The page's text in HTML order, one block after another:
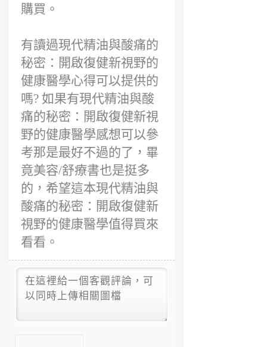
購買。
有讀過現代精油與酸痛的
秘密：開啟復健新視野的
健康醫學心得可以提供的
嗎? 如果有現代精油與酸
痛的秘密：開啟復健新視
野的健康醫學感想可以參
考那是最好不過的了，畢
竟美容/舒療書也是挺多
的，希望這本現代精油與
酸痛的秘密：開啟復健新
視野的健康醫學值得買來
看看。